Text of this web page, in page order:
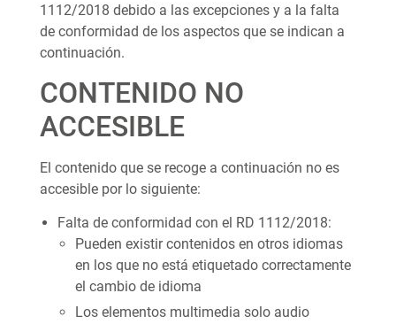
1112/2018 debido a las excepciones y a la falta
de conformidad de los aspectos que se indican a
continuación.
CONTENIDO NO
ACCESIBLE
El contenido que se recoge a continuación no es
accesible por lo siguiente:
Falta de conformidad con el RD 1112/2018:
Pueden existir contenidos en otros idiomas
en los que no está etiquetado correctamente
el cambio de idioma
Los elementos multimedia solo audio